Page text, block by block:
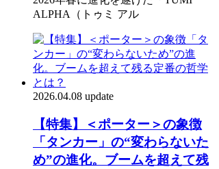
ALPHA（トゥミ アル
2026.04.08 update
【特集】＜ポーター＞の象徴
「タンカー」の“変わらないた
め”の進化。ブームを超えて残